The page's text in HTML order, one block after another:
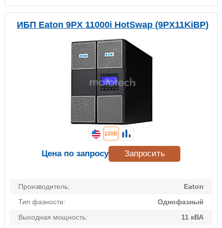
ИБП Eaton 9PX 11000i HotSwap (9PX11KiBP)
Производитель:
Eaton
Тип фазности:
Однофазный
Выходная мощность:
11 кВА
220В
Цена по запросу Запросить